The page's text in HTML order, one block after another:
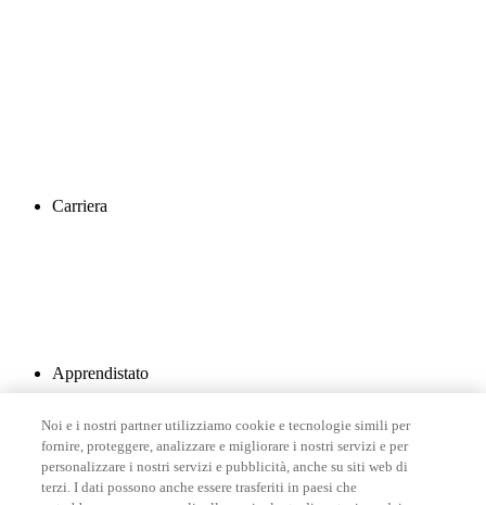
Carriera
Apprendistato
Noi e i nostri partner utilizziamo cookie e tecnologie simili per
fornire, proteggere, analizzare e migliorare i nostri servizi e per
personalizzare i nostri servizi e pubblicità, anche su siti web di
terzi. I dati possono anche essere trasferiti in paesi che